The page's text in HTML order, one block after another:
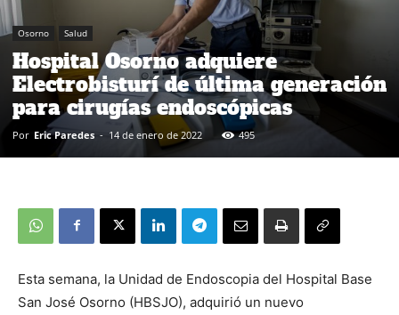
Osorno Salud
Hospital Osorno adquiere
Electrobisturí de última generación
para cirugías endoscópicas
Por Eric Paredes - 14 de enero de 2022 495
Esta semana, la Unidad de Endoscopia del Hospital Base
San José Osorno (HBSJO), adquirió un nuevo